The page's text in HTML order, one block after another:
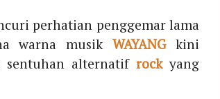
perhatian penggemar lama
warna musikWAYANGkini
sentuhan alternatif rockyang